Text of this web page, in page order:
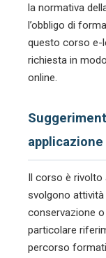
la normativa
l’obbligo di
questo corso e-
richiesta in
online.
applicazione
Il corso è rivolto
svolgono attività
conservazione
particolare
percorso